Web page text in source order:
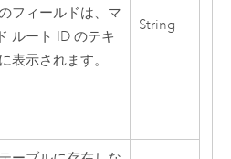
フィールドは、マ
ルート ID のテキ
表示されます。
String